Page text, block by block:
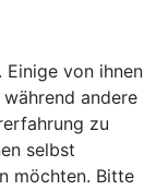
Einige von ihnen
andere
zu
selbst
möchten. Bitte